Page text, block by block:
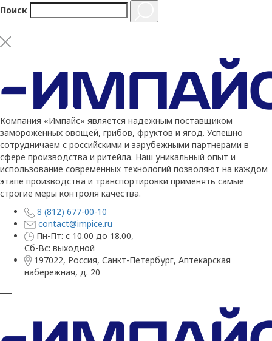
Поиск
Компания «Импайс» является надежным поставщиком
замороженных овощей, грибов, фруктов и ягод. Успешно
сотрудничаем с российскими и зарубежными партнерами в
сфере производства и ритейла. Наш уникальный опыт и
использование современных технологий позволяют на каждом
этапе производства и транспортировки применять самые
строгие меры контроля качества.
8 (812) 677-00-10
contact@impice.ru
Пн-Пт: с 10.00 до 18.00,
Сб-Вс: выходной
197022, Россия, Санкт-Петербург, Аптекарская
набережная, д. 20